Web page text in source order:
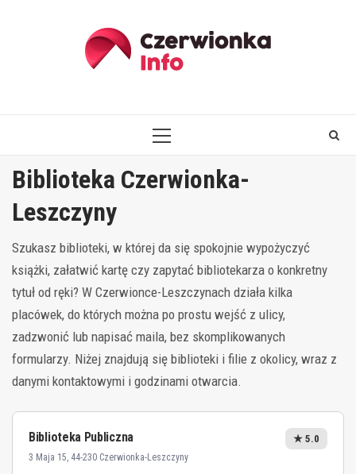
PRIMARY
Biblioteka Czerwionka-
Leszczyny
Szukasz biblioteki, w której da się spokojnie wypożyczyć
książki, załatwić kartę czy zapytać bibliotekarza o konkretny
tytuł od ręki? W Czerwionce-Leszczynach działa kilka
placówek, do których można po prostu wejść z ulicy,
zadzwonić lub napisać maila, bez skomplikowanych
formularzy. Niżej znajdują się biblioteki i filie z okolicy, wraz z
danymi kontaktowymi i godzinami otwarcia.
Biblioteka Publiczna
3 Maja 15, 44-230 Czerwionka-Leszczyny
★ 5.0